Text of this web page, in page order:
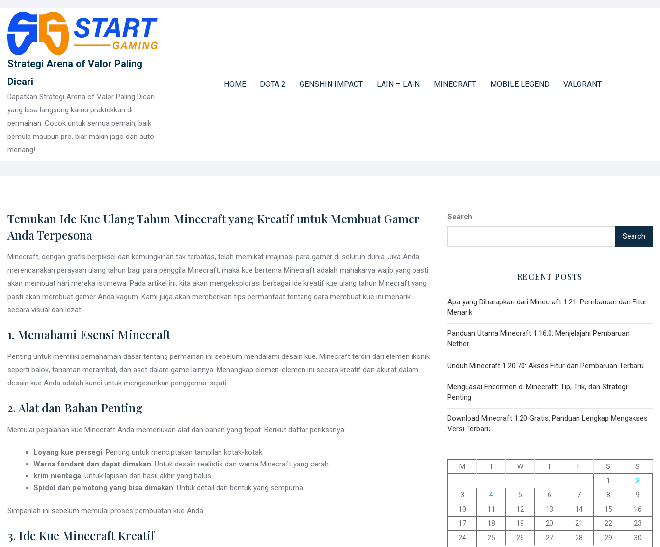
content
Strategi Arena of Valor Paling
Dicari
Dapatkan Strategi Arena of Valor Paling Dicari
yang bisa langsung kamu praktekkan di
permainan. Cocok untuk semua pemain, baik
pemula maupun pro, biar makin jago dan auto
menang!
HOME DOTA 2 GENSHIN IMPACT LAIN – LAIN MINECRAFT MOBILE LEGEND VALORANT
Temukan Ide Kue Ulang Tahun Minecraft yang Kreatif untuk Membuat Gamer
Anda Terpesona
Minecraft, dengan grafis berpiksel dan kemungkinan tak terbatas, telah memikat imajinasi para gamer di seluruh dunia. Jika Anda
merencanakan perayaan ulang tahun bagi para penggila Minecraft, maka kue bertema Minecraft adalah mahakarya wajib yang pasti
akan membuat hari mereka istimewa. Pada artikel ini, kita akan mengeksplorasi berbagai ide kreatif kue ulang tahun Minecraft yang
pasti akan membuat gamer Anda kagum. Kami juga akan memberikan tips bermanfaat tentang cara membuat kue ini menarik
secara visual dan lezat.
1. Memahami Esensi Minecraft
Penting untuk memiliki pemahaman dasar tentang permainan ini sebelum mendalami desain kue. Minecraft terdiri dari elemen ikonik
seperti balok, tanaman merambat, dan aset dalam game lainnya. Menangkap elemen-elemen ini secara kreatif dan akurat dalam
desain kue Anda adalah kunci untuk mengesankan penggemar sejati.
2. Alat dan Bahan Penting
Memulai perjalanan kue Minecraft Anda memerlukan alat dan bahan yang tepat. Berikut daftar periksanya:
Loyang kue persegi: Penting untuk menciptakan tampilan kotak-kotak.
Warna fondant dan dapat dimakan: Untuk desain realistis dan warna Minecraft yang cerah.
krim mentega: Untuk lapisan dan hasil akhir yang halus.
Spidol dan pemotong yang bisa dimakan: Untuk detail dan bentuk yang sempurna.
Simpanlah ini sebelum memulai proses pembuatan kue Anda.
3. Ide Kue Minecraft Kreatif
Search
Search
RECENT POSTS
Apa yang Diharapkan dari Minecraft 1.21: Pembaruan dan Fitur
Menarik
Panduan Utama Minecraft 1.16.0: Menjelajahi Pembaruan
Nether
Unduh Minecraft 1.20.70: Akses Fitur dan Pembaruan Terbaru
Menguasai Endermen di Minecraft: Tip, Trik, dan Strategi
Penting
Download Minecraft 1.20 Gratis: Panduan Lengkap Mengakses
Versi Terbaru
M T W T F S
S
1
2
3
4 5 6 7 8
9
10
11 12 13 14 15
16
17
18 19 20 21 22
23
24
25 26 27 28 29
30